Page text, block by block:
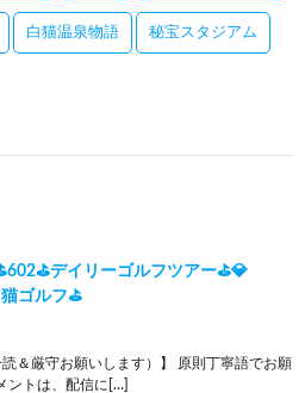
白猫温泉物語 秘宝スタジアム
デイリーゴルフツアー⛳💎
ゴルフ⛳
読＆厳守お願いします）】 原則丁寧語でお願
ントは、配信に[…]